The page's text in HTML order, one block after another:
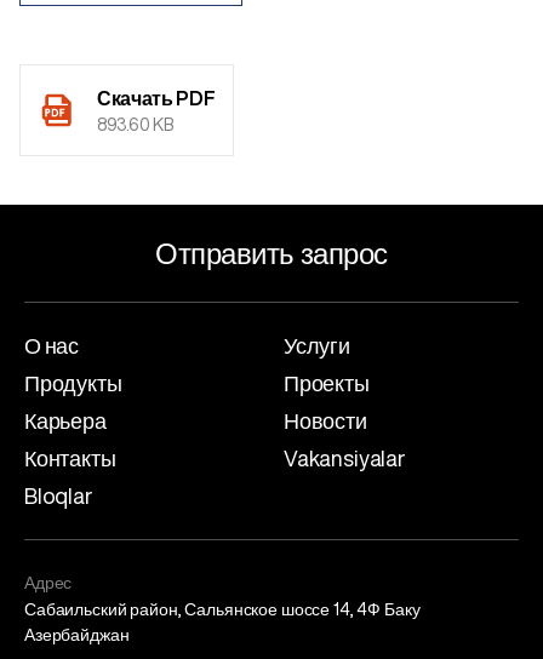
Скачать PDF
893.60 KB
Отправить запрос
О нас
Услуги
Продукты
Проекты
Карьера
Новости
Контакты
Vakansiyalar
Bloqlar
Адрес
Сабаильский район, Сальянское шоссе 14, 4Ф Баку
Азербайджан